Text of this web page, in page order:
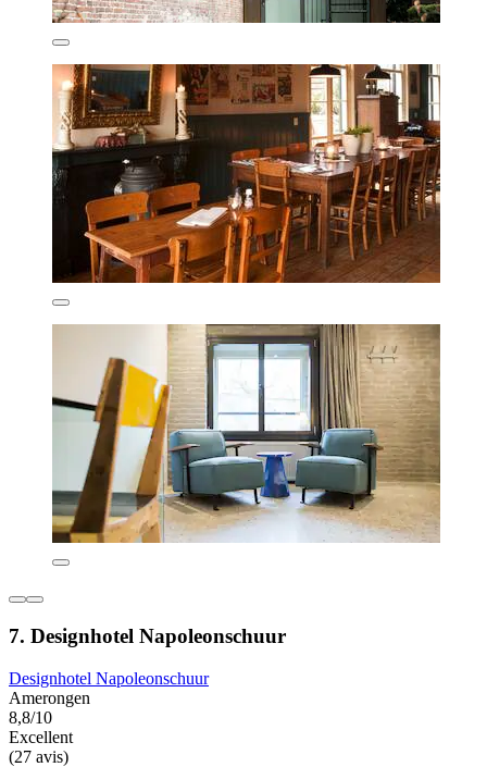
7. Designhotel Napoleonschuur
Designhotel Napoleonschuur
Amerongen
8,8/10
Excellent
(27 avis)